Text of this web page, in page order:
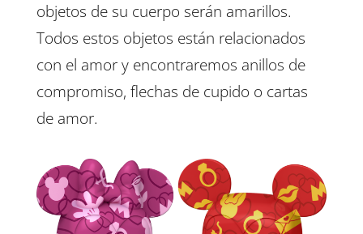
objetos de su cuerpo serán amarillos.
Todos estos objetos están relacionados
con el amor y encontraremos anillos de
compromiso, flechas de cupido o cartas
de amor.